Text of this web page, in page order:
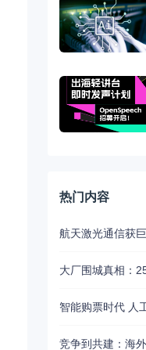
热门内容
智能购票时代 人
竞争到共建：海